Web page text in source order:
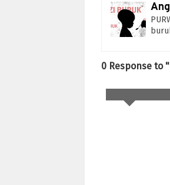
0 Response to